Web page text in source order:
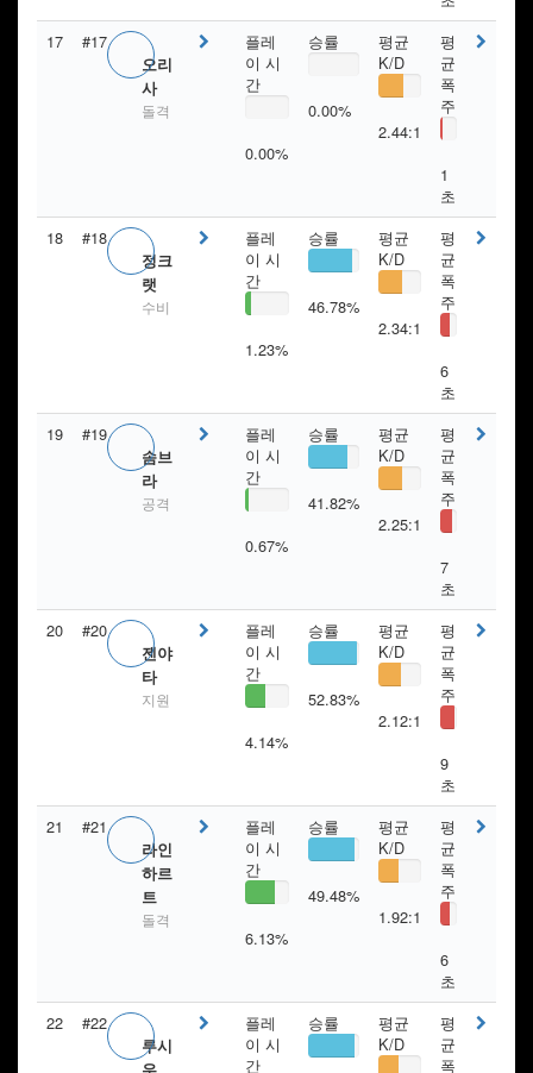
17
#17
오리
사
돌격
플레
이 시
간
0.00%
승률
0.00%
평균
K/D
2.44:1
평
균
폭
주
1
초
18
#18
정크
랫
수비
플레
이 시
간
1.23%
승률
46.78%
평균
K/D
2.34:1
평
균
폭
주
6
초
19
#19
솜브
라
공격
플레
이 시
간
0.67%
승률
41.82%
평균
K/D
2.25:1
평
균
폭
주
7
초
20
#20
젠야
타
지원
플레
이 시
간
4.14%
승률
52.83%
평균
K/D
2.12:1
평
균
폭
주
9
초
21
#21
라인
하르
트
돌격
플레
이 시
간
6.13%
승률
49.48%
평균
K/D
1.92:1
평
균
폭
주
6
초
22
#22
루시
플레
이 시
간
승률
평균
K/D
평
균
폭